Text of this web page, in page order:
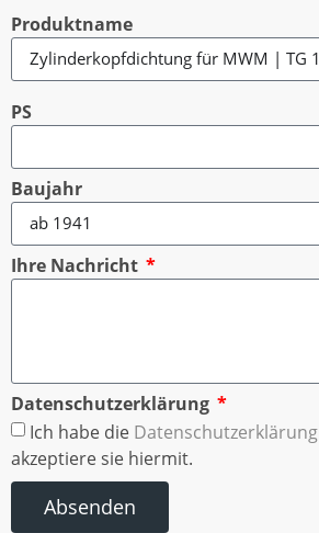
Produktname
PS
Baujahr
Ihre Nachricht
Datenschutzerklärung
Ich habe die Datenschutzerklärung
akzeptiere sie hiermit.
Absenden